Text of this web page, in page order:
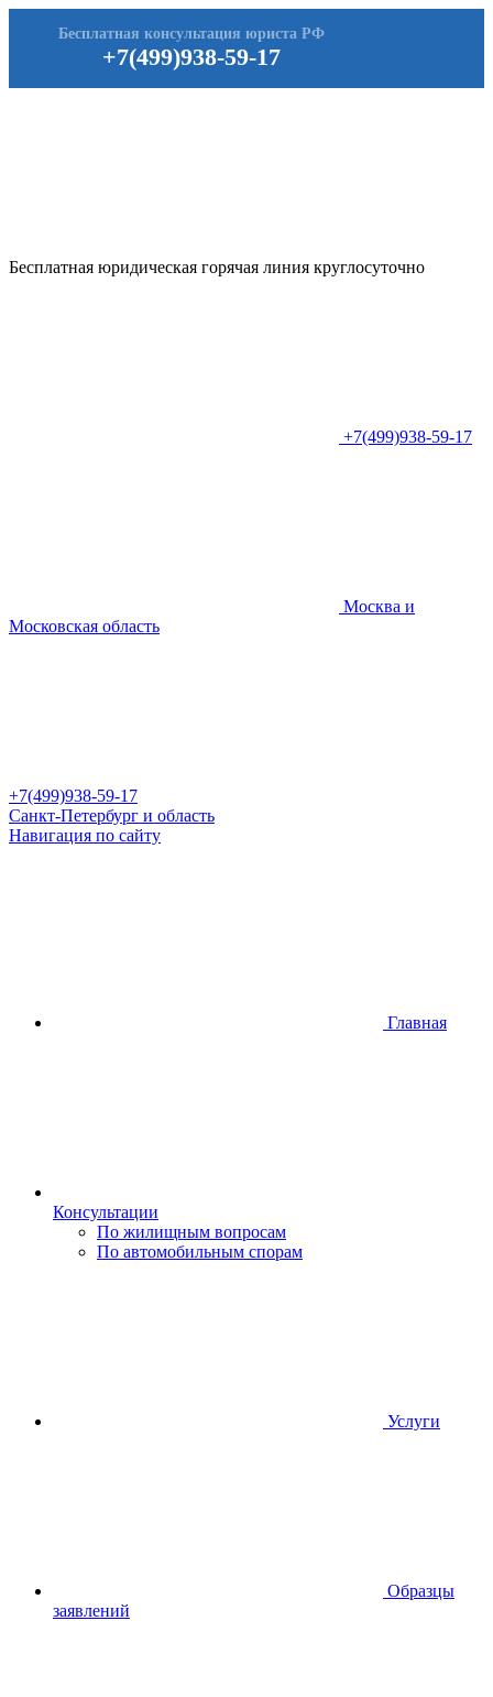
+7(499)938-59-17
Бесплатная консультация юриста РФ
Бесплатная юридическая горячая линия круглосуточно
+7(499)938-59-17
Москва и
Московская область
+7(499)938-59-17
Санкт-Петербург и область
Навигация по сайту
Главная
Консультации
По жилищным вопросам
По автомобильным спорам
Услуги
Образцы
заявлений